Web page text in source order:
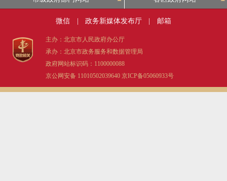
微信 政务新媒体发布厅 邮箱
主办：北京市人民政府办公厅
承办：北京市政务服务和数据管理局
政府网站标识码：1100000088
京公网安备 11010502039640 京ICP备05060933号